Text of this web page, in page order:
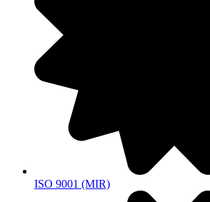
ISO 9001 (MIR)